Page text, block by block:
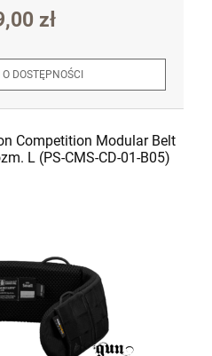
zł
DOSTĘPNOŚCI
Competition Modular Belt
L (PS-CMS-CD-01-B05)